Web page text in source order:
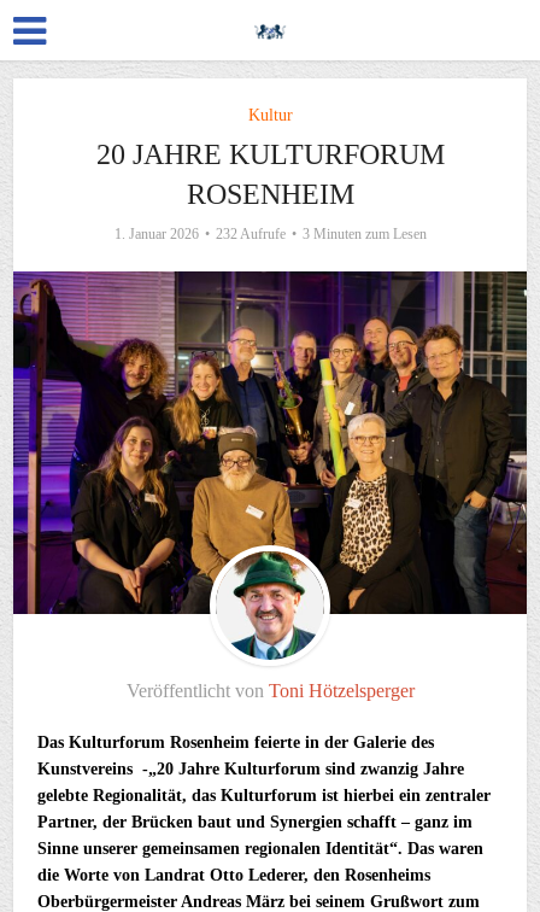
Kultur
20 JAHRE KULTURFORUM
ROSENHEIM
1. Januar 2026 232 Aufrufe 3 Minuten zum Lesen
Veröffentlicht von Toni Hötzelsperger
Das Kulturforum Rosenheim feierte in der Galerie des
Kunstvereins -„20 Jahre Kulturforum sind zwanzig Jahre
gelebte Regionalität, das Kulturforum ist hierbei ein zentraler
Partner, der Brücken baut und Synergien schafft – ganz im
Sinne unserer gemeinsamen regionalen Identität“. Das waren
die Worte von Landrat Otto Lederer, den Rosenheims
Oberbürgermeister Andreas März bei seinem Grußwort zum